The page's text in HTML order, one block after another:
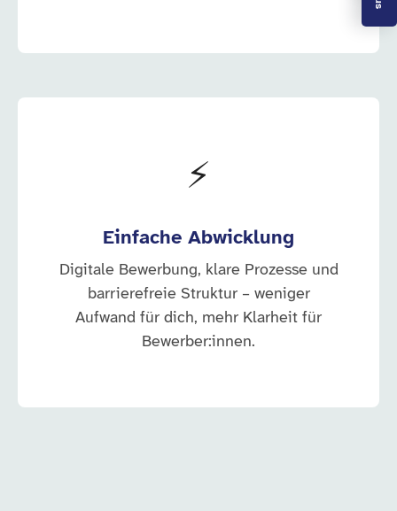
⚡
Einfache Abwicklung
Digitale Bewerbung, klare Prozesse und
barrierefreie Struktur – weniger
Aufwand für dich, mehr Klarheit für
Bewerber:innen.